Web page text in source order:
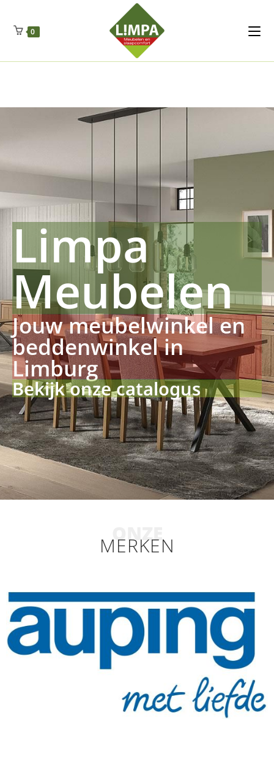
Regenschut
Drueckerpro
Fettsauren Dekemax Kapselmed
Luftkuhlen Zauberfan Netzfenste Insektensc
0
Limpa
Meubelen
Jouw meubelwinkel en
beddenwinkel in
Limburg
Bekijk onze catalogus
ONZE
MERKEN